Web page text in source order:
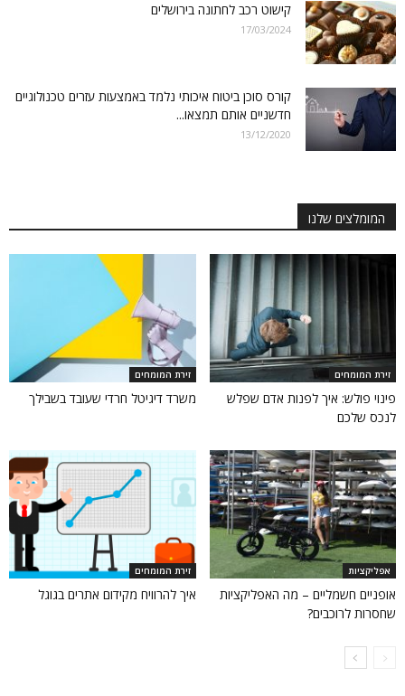
קישוט רכב לחתונה בירושלים
17/03/2024
קורס סוכן ביטוח איכותי נלמד באמצעות עזרים טכנולוגיים
חדשניים אותם תמצאו...
13/12/2020
המומלצים שלנו
זירת המומחים
פינוי פולש: איך לפנות אדם שפלש
לנכס שלכם
זירת המומחים
משרד דיגיטל חרדי שעובד בשבילך
אפליקציות
אופניים חשמליים – מה האפליקציות
שחסרות לרוכבים?
זירת המומחים
איך להרוויח מקידום אתרים בגוגל